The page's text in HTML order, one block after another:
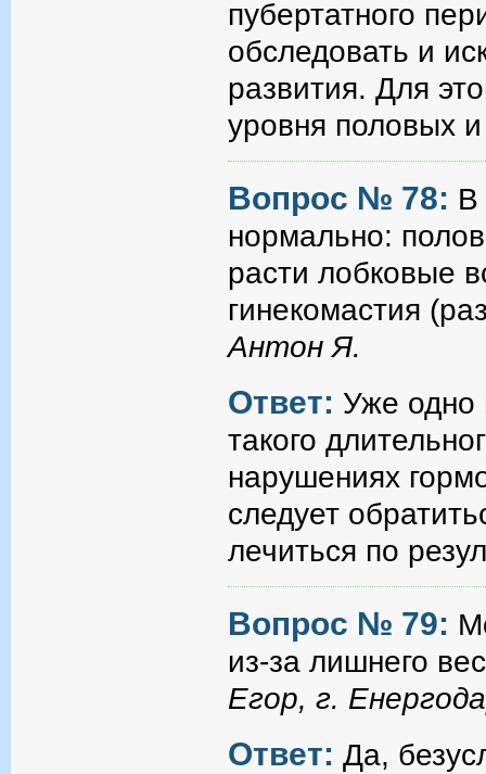
пубертатного
обследовать и
развития. Для
уровня половых
Вопрос № 78: В
нормально:
расти лобковые
гинекомастия
Антон Я.
Ответ: Уже одно
такого
нарушениях
следует
лечиться по
Вопрос № 79:
из-за лишнего
Егор, г.
Ответ: Да,